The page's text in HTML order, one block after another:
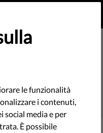
le funzionalità
i contenuti,
social media e per
È possibile